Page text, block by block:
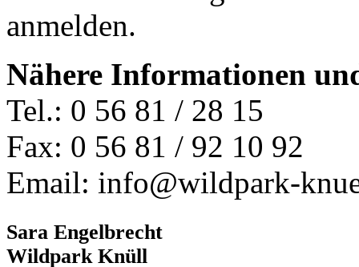
anmelden.
Nähere Informationen
Tel.: 0 56 81 / 28 15
Fax: 0 56 81 / 92 10 92
Email: info@wildpark-
Sara Engelbrecht
Wildpark Knüll